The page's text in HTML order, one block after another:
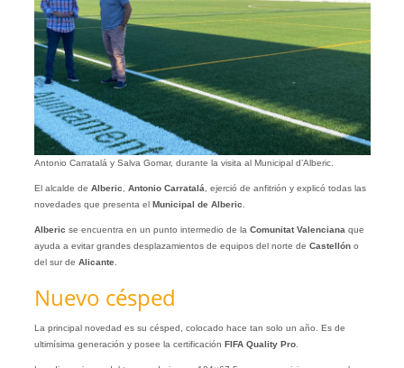
Antonio Carratalá y Salva Gomar, durante la visita al Municipal d’Alberic.
El alcalde de Alberic Antonio Carratalá , ejerció de anfitrión y explicó todas las
novedades que presenta el Municipal de Alberic
Alberic se encuentra en un punto intermedio de la Comunitat Valenciana que
ayuda a evitar grandes desplazamientos de equipos del norte de Castellóno
del sur de Alicante.
Nuevo césped
La principal novedad es su césped, colocado hace tan solo un año. Es de
ultimísima generación y posee la certificación FIFA Quality Pro.